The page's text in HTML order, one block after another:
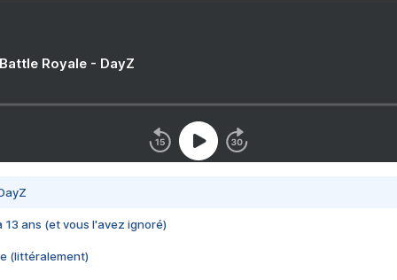
Royale - DayZ
13 ans (et vous l'avez ignoré)
(littéralement)